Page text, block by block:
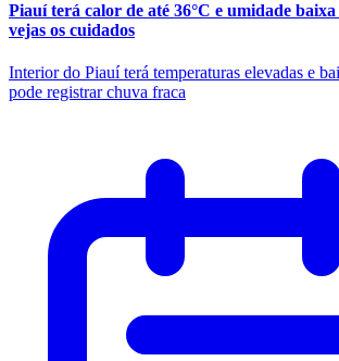
Piauí terá calor de até 36°C e umidade
vejas os cuidados
Interior do Piauí terá temperaturas elevadas e
pode registrar chuva fraca